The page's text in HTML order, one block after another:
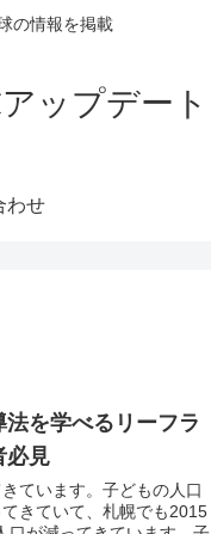
の情報を掲載
ップデート
わせ
を学べるリーフラ
必見
ています。子どもの人口
きていて、札幌でも2015